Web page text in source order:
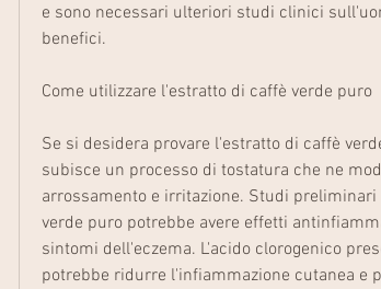
e sono necessari ulteriori studi clinici
benefici.
Come utilizzare l'estratto di caffè verde puro
Se si desidera provare l'estratto di caffè
subisce un processo di tostatura che ne
arrossamento e irritazione. Studi
verde puro potrebbe avere effetti
sintomi dell'eczema. L'acido clorogenico
potrebbe ridurre l'infiammazione cutanea e